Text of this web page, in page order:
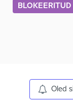
BLOKEERITUD
Oled